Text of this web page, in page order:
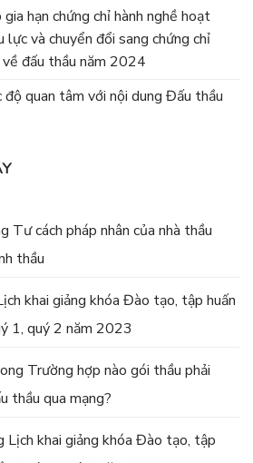
hạn chứng chỉ hành nghề hoạt
và chuyển đổi sang chứng chỉ
đấu thầu năm 2024
độ quan tâm với nội dung Đấu thầu
Tư cách pháp nhân của nhà thầu
thầu
khai giảng khóa Đào tạo, tập huấn
1, quý 2 năm 2023
Trường hợp nào gói thầu phải
thầu qua mạng?
Lịch khai giảng khóa Đào tạo, tập